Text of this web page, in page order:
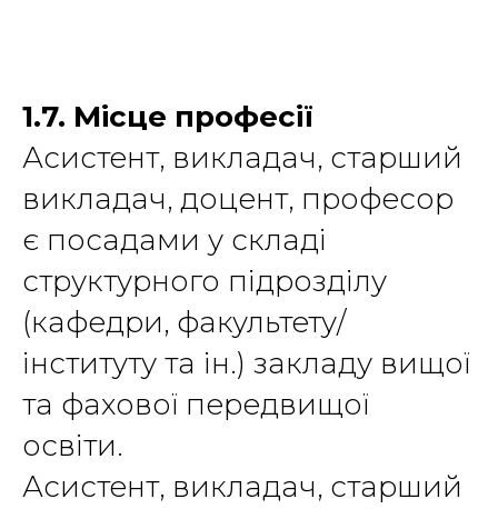
1.7. Місце професії
Асистент, викладач, старший
викладач, доцент, професор
є посадами у складі
структурного підрозділу
(кафедри, факультету/
інституту та ін.) закладу вищої
та фахової передвищої
освіти.
Асистент, викладач, старший